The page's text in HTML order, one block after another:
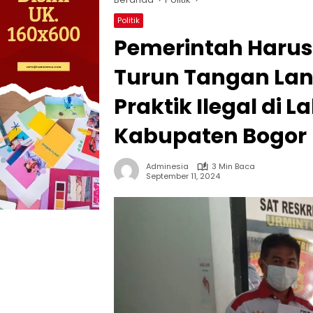
Politik
Pemerintah
Turun Tangan
Praktik Ilegal di
Kabupaten Bogor
Adminesia
3 Min Baca
September 11, 2024